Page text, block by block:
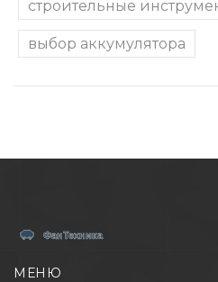
строительные
выбор аккумулятора
МЕНЮ